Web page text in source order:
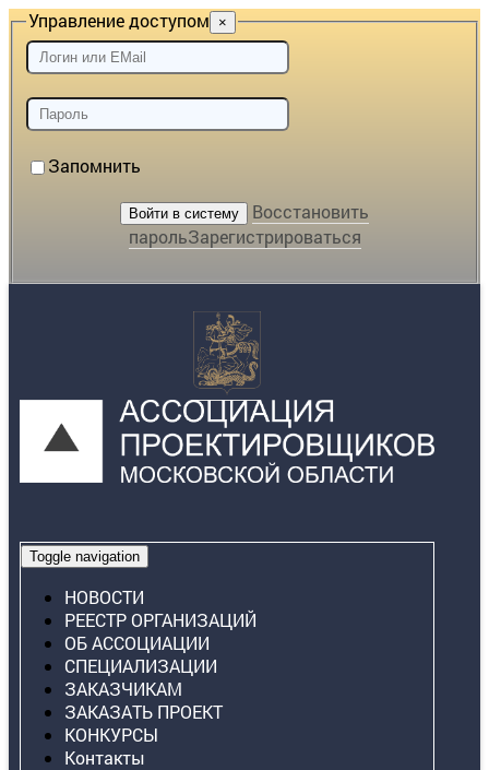
Управление доступом ×
Запомнить
Восстановить
парольЗарегистрироваться
Toggle navigation
НОВОСТИ
РЕЕСТР ОРГАНИЗАЦИЙ
ОБ АССОЦИАЦИИ
СПЕЦИАЛИЗАЦИИ
ЗАКАЗЧИКАМ
ЗАКАЗАТЬ ПРОЕКТ
КОНКУРСЫ
Контакты